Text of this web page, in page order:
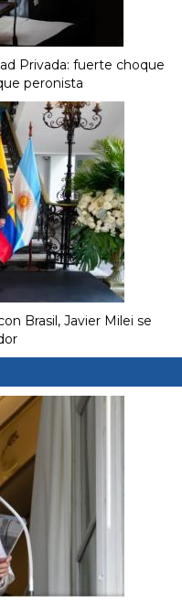
Privada: fuerte choque
peronista
Brasil, Javier Milei se